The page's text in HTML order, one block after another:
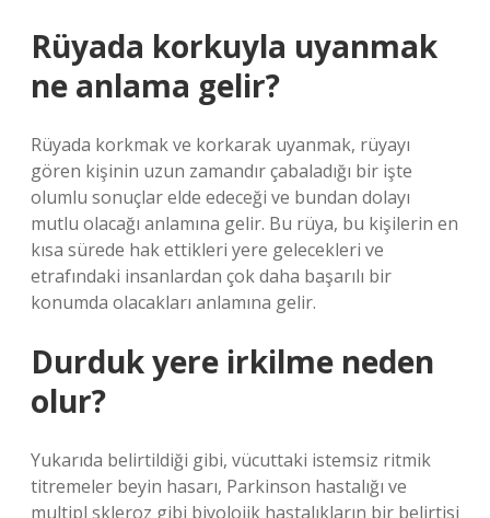
Rüyada korkuyla uyanmak
ne anlama gelir?
Rüyada korkmak ve korkarak uyanmak, rüyayı
gören kişinin uzun zamandır çabaladığı bir işte
olumlu sonuçlar elde edeceği ve bundan dolayı
mutlu olacağı anlamına gelir. Bu rüya, bu kişilerin en
kısa sürede hak ettikleri yere gelecekleri ve
etrafındaki insanlardan çok daha başarılı bir
konumda olacakları anlamına gelir.
Durduk yere irkilme neden
olur?
Yukarıda belirtildiği gibi, vücuttaki istemsiz ritmik
titremeler beyin hasarı, Parkinson hastalığı ve
multipl skleroz gibi biyolojik hastalıkların bir belirtisi